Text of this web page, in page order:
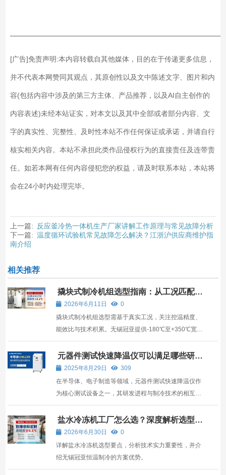
[广告]免责声明:本内容转载自其他媒体，目的在于传递更多信息，
并不代表本网赞同其观点，其原创性以及文中陈述文字、图片和内
容(包括内容中涉及的第三方主体、产品推荐，以及AI自主创作的
内容表述)未经本站证实，对本文以及其中全部或者部分内容、文
字的真实性、完整性、及时性本站不作任何保证或承诺，并请自行
核实相关内容。本站不承担此类作品侵权行为的直接责任及连带责
任。如若本网有任何内容侵犯您的权益，请及时联系本站，本站将
会在24小时内处理完毕。
上一篇:
反应釜冷热一体机生产厂家讲解工作原理与常见故障分析
下一篇: 温度循环试验机常见故障怎么解决？江浙沪供应商维护指
南介绍
相关推荐
撬块式制冷机组选型指南：从工况匹配到
价值的深度解析
2026年6月11日
0
撬块式制冷机组选型需基于真实工况，关注控温精度、
能效比与技术积累。无锡冠亚提供-180℃至+350℃宽
温域解决方案，适用于医药、新能源、半导体等高要求
场景。
元器件测试快速降温仪可以满足哪些研发
需求？Chiller厂家为你讲解
2025年8月29日
309
在半导体、电子制造等领域，元器件测试快速降温仪作
为核心测试设备之一，其研发进程与制冷技术的相互绑
定，成为推动元器件筛选效率提升的重要动力
盐水冷冻机工厂怎么选？深度解析选型逻
辑与无锡冠亚方案优势
2026年6月30日
0
详解盐水冷冻机选型要点，分析技术实力重要性，并介
绍无锡冠亚恒温制冷的方案优势。